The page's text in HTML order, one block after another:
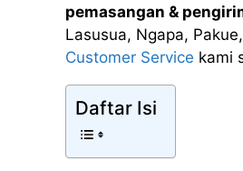
pemasangan &
Lasusua, Ngapa,
Customer Service kami
Daftar Isi